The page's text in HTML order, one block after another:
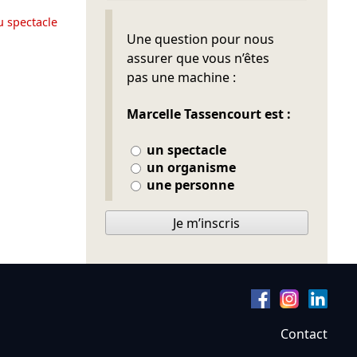
spectacle
Une question pour nous
assurer que vous n’êtes
pas une machine :
Marcelle Tassencourt est :
un spectacle
un organisme
une personne
Ne pas remplir
Je m’inscris
Contact